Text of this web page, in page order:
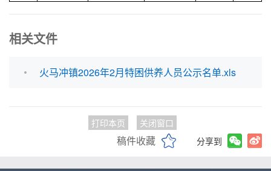
相关文件
火马冲镇2026年2月特困供养人员公示名单.xls
打印本页 关闭窗口
稿件收藏 分享到